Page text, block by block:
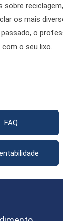
os mais
o
o seu lixo.
FAQ